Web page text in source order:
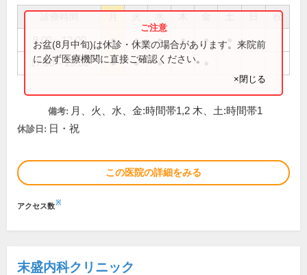
祝
9:00～12:00 ● ● ● ● ●
17:00～19:30 ● ● ●
お盆(8月中旬)は休診・休業の場合があります。来院前
に必ず医療機関に直接ご確認ください。
×閉じる
備考: 月、火、水、金:時間帯1,2 木、土:時間帯1
休診日: 日・祝
この医院の詳細をみる
アクセス数※
末盛内科クリニック